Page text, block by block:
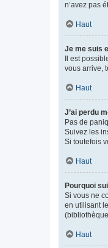
n’avez pas
Haut
Je me suis
Il est
vous arrive,
Haut
J’ai perdu
Pas de
Suivez les
Si toutefois
Haut
Pourquoi
Si vous ne
en utilisant
Haut